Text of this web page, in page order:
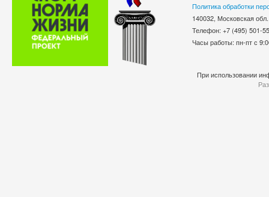
Политика обработки
140032, Московская
Телефон: +7 (495)
Часы работы: пн-пт с
При использовании